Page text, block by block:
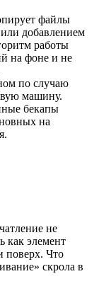
файлы
добавлением
работы
на фоне и не
по случаю
машину.
бекапы
на
не
как элемент
поверх. Что
скрола в